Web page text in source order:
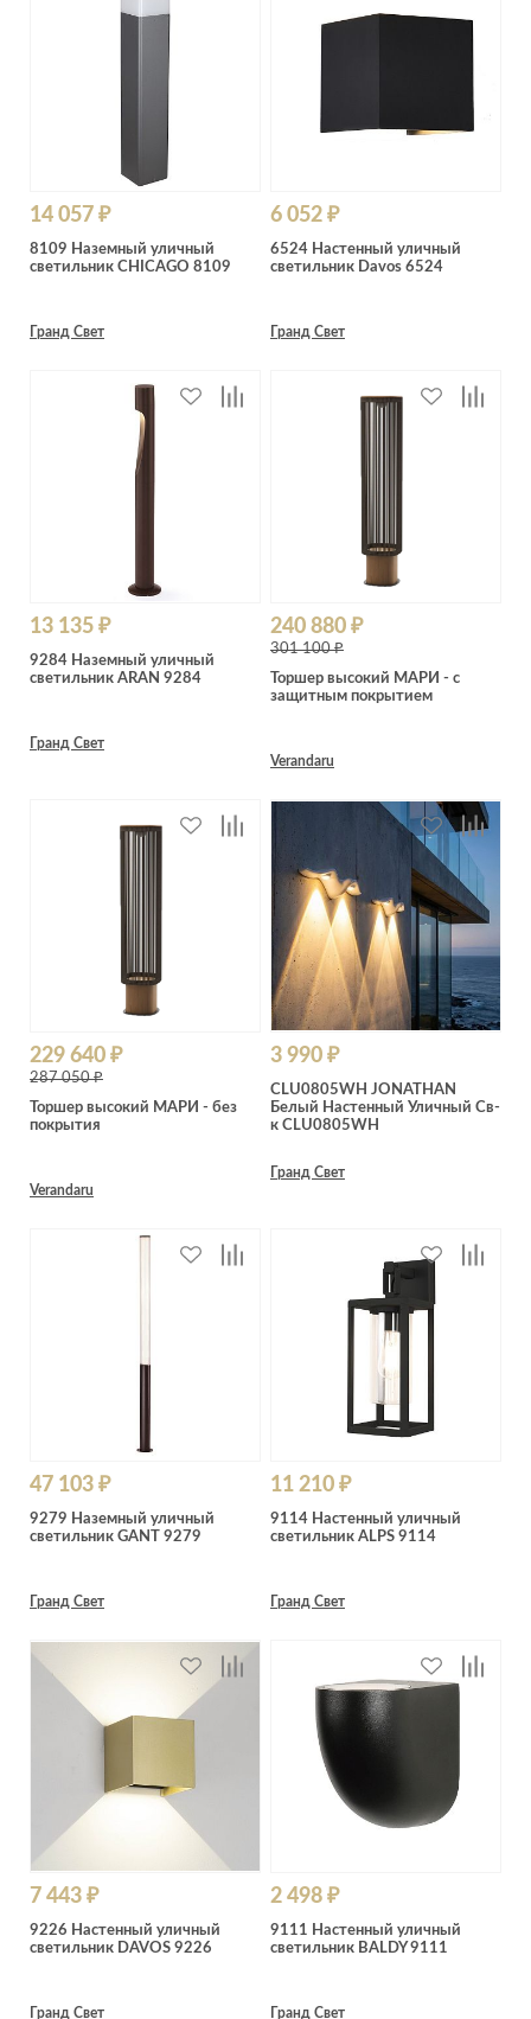
14 057 ₽
8109 Наземный уличный
светильник CHICAGO 8109
Гранд Свет
6 052 ₽
6524 Настенный уличный
светильник Davos 6524
Гранд Свет
13 135 ₽
9284 Наземный уличный
светильник ARAN 9284
Гранд Свет
240 880 ₽
301 100 ₽
Торшер высокий МАРИ - с
защитным покрытием
Verandaru
229 640 ₽
287 050 ₽
Торшер высокий МАРИ - без
покрытия
Verandaru
3 990 ₽
CLU0805WH JONATHAN
Белый Настенный Уличный Св-
к CLU0805WH
Гранд Свет
47 103 ₽
9279 Наземный уличный
светильник GANT 9279
Гранд Свет
11 210 ₽
9114 Настенный уличный
светильник ALPS 9114
Гранд Свет
7 443 ₽
9226 Настенный уличный
светильник DAVOS 9226
Гранд Свет
2 498 ₽
9111 Настенный уличный
светильник BALDY 9111
Гранд Свет